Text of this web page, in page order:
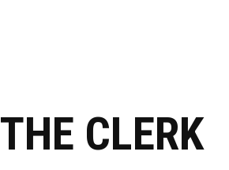
CLERK